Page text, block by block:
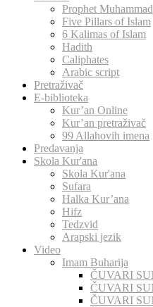
Prophet Muhammad
Five Pillars of Islam
6 Kalimas of Islam
Hadith
Caliphates
Arabic script
Pretraživač
E-biblioteka
Kur’an Online
Kur’an pretraživač
99 Allahovih imena
Predavanja
Skola Kur'ana
Skola Kur'ana
Sufara
Halka Kur’ana
Hifz
Tedzvid
Arapski jezik
Video
Imam Buharija
ČUVARI
ČUVARI
ČUVARI